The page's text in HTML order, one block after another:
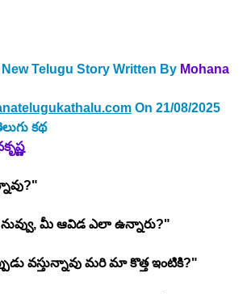
New Telugu Story Written By Mohana
On 21/08/2025
కథ
మీ ఆవిడ ఎలా ఉన్నారు?"
వస్తున్నావు మరి మా కొత్త ఇంటికి?"